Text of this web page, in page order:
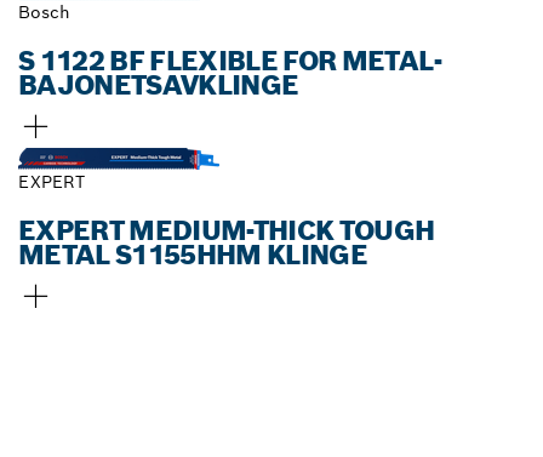
Bosch
S 1122 BF FLEXIBLE FOR METAL-
BAJONETSAVKLINGE
EXPERT
EXPERT MEDIUM-THICK TOUGH
METAL S1155HHM KLINGE